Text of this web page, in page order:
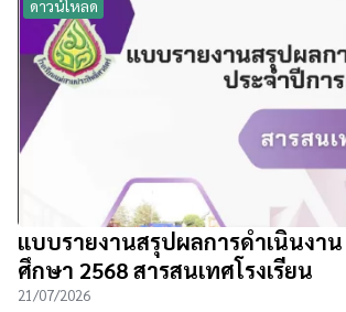
ดาวน์โหลด
แบบรายงานสรุปผลการดำเนินงา
ศึกษา 2568 สารสนเทศโรงเรียน
21/07/2026